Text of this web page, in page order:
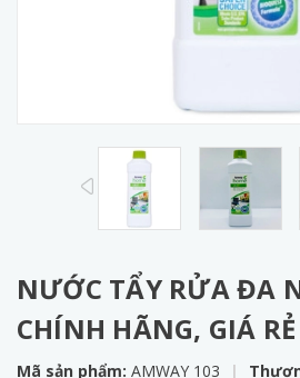
prev
NƯỚC TẨY RỬA ĐA
CHÍNH HÃNG, GIÁ RẺ
Mã sản phẩm: AMWAY 103 |